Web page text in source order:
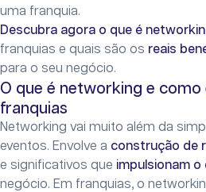
uma franquia.
Descubra agora o que é
franquias e quais são os reais
para o seu negócio.
O que é networking e como
franquias
Networking vai muito além da
eventos. Envolve a construção de
e significativos que impulsionam
negócio. Em franquias, o